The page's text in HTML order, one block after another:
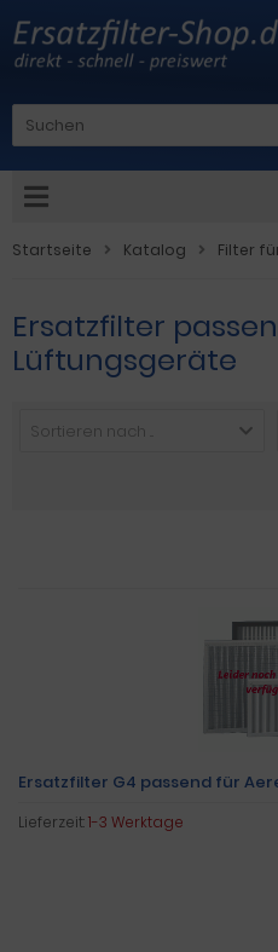
Startseite Katalog Filter
Ersatzfilter
Lüftungsgeräte
Sortieren nach ...
Ersatzfilter G4 passend für
Lieferzeit:1-3 Werktage